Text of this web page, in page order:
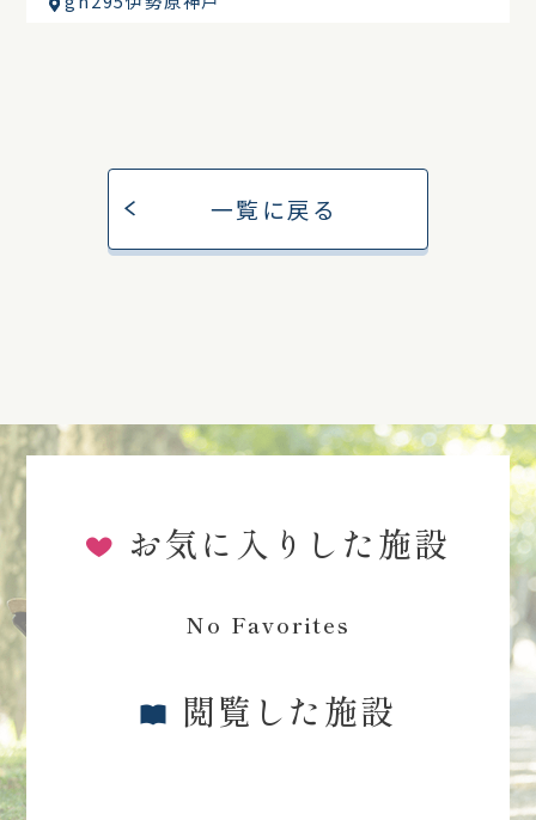
一覧に戻る
お気に入りした施設
No Favorites
閲覧した施設